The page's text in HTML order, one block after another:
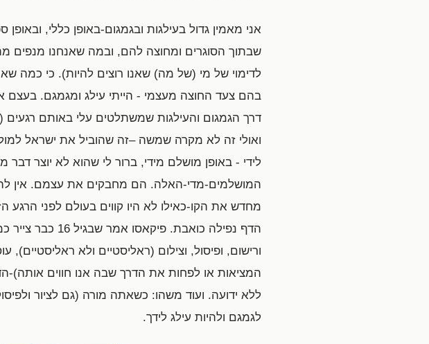
אני מאמין גדול בעילגות ובגמגום-באופן כללי, ובאופן
שבתוך הסוגרים ומחוצה להם, ובמה שאנחנו מנפים
לדימוי של מי (של מה) שאנו רוצים להיות). כי כמה
בהם צעד החוצה מעצמי - הייתי עילג ומגמגם. בעצם
דרך הגמגום והעילגות שמשתלטים עלי באותם רגעים
ואולי זה לא מקרה שמשה –זה שהוביל את ישראל
לידי - באופן מושלם מידי, ברור לי שהוא לא יוצר
המושלמים-מדי-האלה. הם מחבקים את עצמם. אין
מחדש את הקו-כאילו לא היו קווים בעולם לפני הרגע
הדף נפילה
ורישום, ופיסול, וצילום (ראליסטיים ולא
המציאות או לפחות את הדרך שבה אנו חווים
ללא ידועה. ועוד משהו: כשאתה מורה (גם לציור
לגמגם ולהיות עילג לידך.